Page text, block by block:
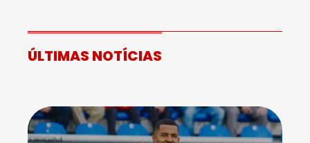
ÚLTIMAS NOTÍCIAS